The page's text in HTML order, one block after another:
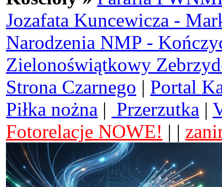
Jozafata Kuncewicza -
Narodzenia NMP -
Zielonoświątkowy
Strona Czarnego | Portal
Piłka nożna | Przerzutka |
Fotorelacje NOWE! | |